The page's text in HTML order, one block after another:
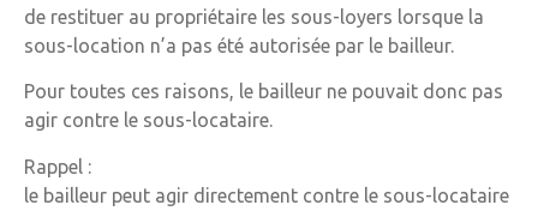
de restituer au propriétaire les sous-loyers lorsque la
sous-location n’a pas été autorisée par le bailleur.
Pour toutes ces raisons, le bailleur ne pouvait donc pas
agir contre le sous-locataire.
Rappel :
le bailleur peut agir directement contre le sous-locataire